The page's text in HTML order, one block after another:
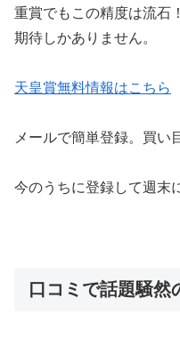
重賞でもこの精度は流石
期待しかありません。
天皇賞無料情報はこちら
メールで簡単登録。買い
今のうちに登録して週末
口コミで話題騒然